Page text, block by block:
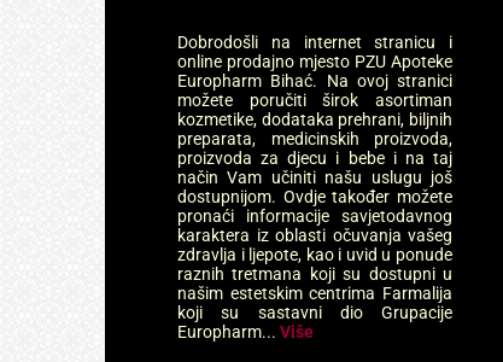
Dobrodošli na internet stranicu i
online prodajno mjesto PZU Apoteke
Europharm Bihać. Na ovoj stranici
možete poručiti širok asortiman
kozmetike, dodataka prehrani, biljnih
preparata, medicinskih proizvoda,
proizvoda za djecu i bebe i na taj
način Vam učiniti našu uslugu još
dostupnijom. Ovdje također možete
pronaći informacije savjetodavnog
karaktera iz oblasti očuvanja vašeg
zdravlja i ljepote, kao i uvid u ponude
raznih tretmana koji su dostupni u
našim estetskim centrima Farmalija
koji su sastavni dio Grupacije
Europharm... Više